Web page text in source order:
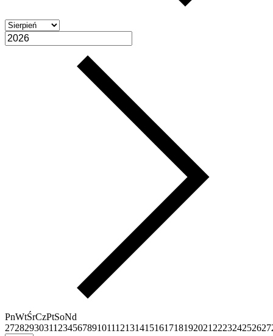
PnWtŚrCzPtSoNd
27282930311 23456789101112131415161718192021 222324252627